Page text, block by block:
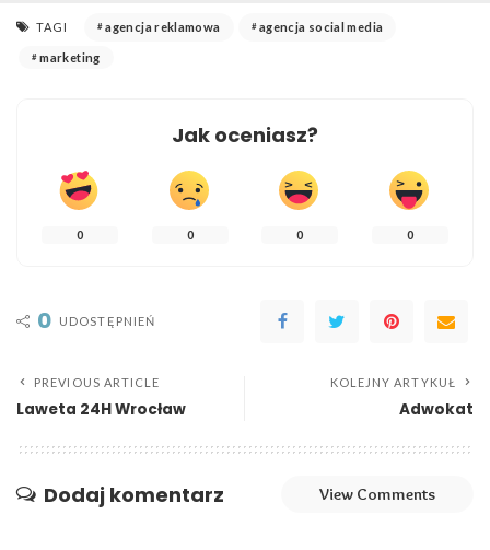
TAGI agencja reklamowa agencja social media
marketing
Jak oceniasz?
0 0 0 0
0 UDOSTĘPNIEŃ
PREVIOUS ARTICLE
Laweta 24H Wrocław
KOLEJNY ARTYKUŁ
Adwokat
Dodaj komentarz View Comments